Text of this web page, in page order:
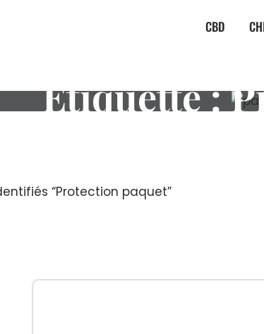
CBD
Étiquette :
“Protection paquet”